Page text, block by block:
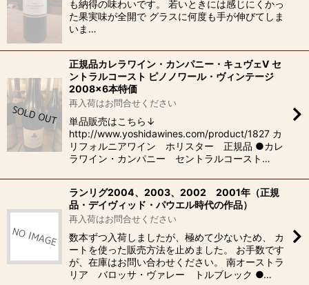
も納得の味わいです。 若いときには感じにくかっ
た果実味が全開で グラスに何度も手が伸びてしま
いま…
正規品カレラワイン・カンパニー・キュヴェV セ
ントラルコースト ピノノワール・ヴィンテージ
2008×6本特価
再入荷はお問合せください
単品販売はこちら↓
http://www.yoshidawines.com/product/1827 カ
リフォルニアワイン ホリスター 正規品 ●カレ
ラワイン・カンパニー セントラルコースト…
ランリグ2004、2003、2002 2001年（正規
品・デイヴィッド・パウエル時代の作品）
再入荷はお問合せください
数本ずつ入荷しましたが、極めて少ないため、 カ
ートを使った販売方法を止めました。 お手数です
が、在庫はお問い合わせください。 南オーストラ
リア バロッサ・ヴァレー トルブレック ●…